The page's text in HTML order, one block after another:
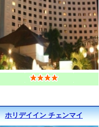
ホリデイイン チェンマイ